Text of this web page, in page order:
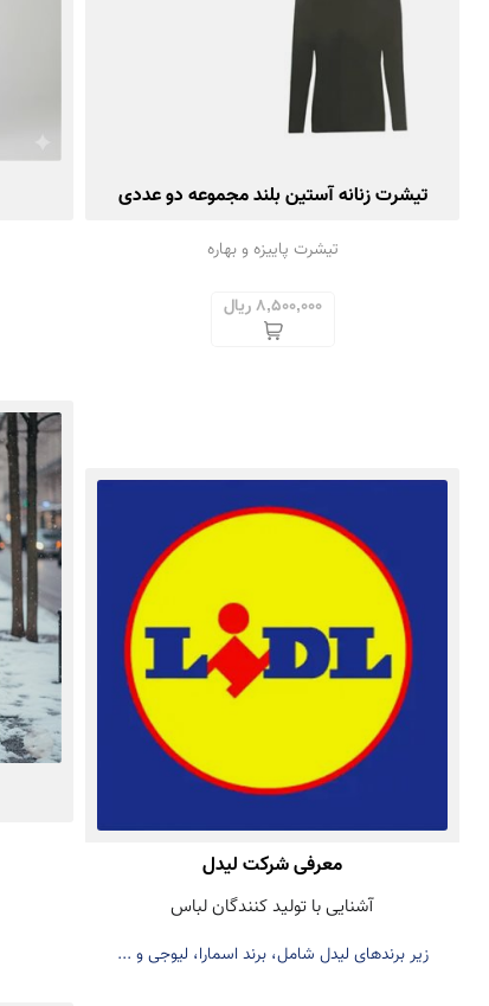
تیشرت زنانه آستین بلند مجموعه دو عددی
تیشرت پاییزه و بهاره
8,500,000 ریال
معرفی شرکت لیدل
آشنایی با تولید کنندگان لباس
زیر برندهای لیدل شامل، برند اسمارا، لیوجی و ...